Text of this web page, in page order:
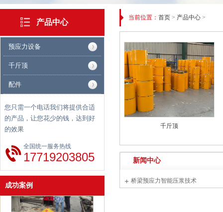
产品中心
预应力设备
千斤顶
配件
您只需一个电话我们将提供合适
的产品，让您花少的钱，达到好
的效果
全国统一服务热线
17719203805
成功案例
案例二
当前位置： 首页 > 产品中心 >
千斤顶
新闻中心
桥梁预应力智能压浆技术